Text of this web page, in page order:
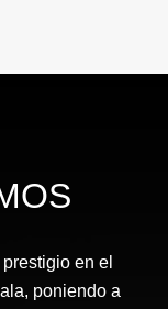
en el
poniendo a